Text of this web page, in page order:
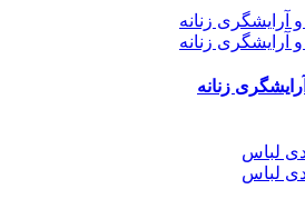
زنانه